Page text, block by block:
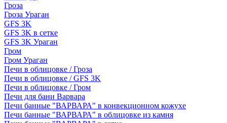
Гроза
Гроза Ураган
GFS 3K
GFS 3K в сетке
GFS 3K Ураган
Гром
Гром Ураган
Печи в облицовке / Гроза
Печи в облицовке / GFS 3K
Печи в облицовке / Гром
Печи для бани Варвара
Печи банные "ВАРВАРА" в конвекционном кожухе
Печи банные "ВАРВАРА" в облицовке из камня